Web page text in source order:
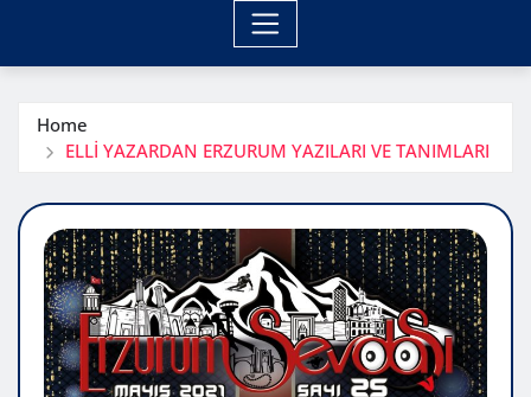
Home
ELLİ YAZARDAN ERZURUM YAZILARI VE TANIMLARI